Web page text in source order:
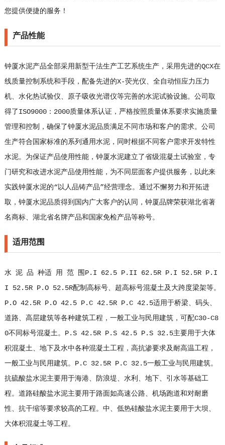
您提供便捷的服务！
产品性能
钟厦水泥产品全部采用新型干法生产工艺系统生产，采用先进的QCX在
线质量控制系统和手段，配备先进的X-荧光仪、全自动恒应力压力
机、水化热试验仪、原子吸收光谱仪等完善的水泥试验设施。公司取
得了ISO9000：2000质量体系认证，严格按照质量体系要求实施质量
管理和控制，确保了钟厦水泥品质满足不同市场和客户的需求。公司
生产符合国家标准的系列通用水泥，同时根据不同客户需求开发特性
水泥。为保证产品使用性能，钟厦水泥建立了省级混凝土试验室，专
门研究和改进水泥产品使用性能，为不同层面客户提供服务，以此来
实践钟厦水泥的“以人品铸产品”经营理念。通过不懈努力和开拓进
取，钟厦水泥品质得到国内广大客户的认同，钟厦品牌荣获湖北省著
名商标、湖北省名牌产品和国家免检产品等称号。
适用范围
水 泥 品 种适 用 范 围P.I 62.5 P.II 62.5R P.I 52.5R P.I
I 52.5R P.O 52.5R配制高标号、超高标号混凝土及大跨度梁架等。
P.O 42.5R P.O 42.5 P.C 42.5R P.C 42.5适用于桥梁、码头、
道路、高层建筑等各种建筑工程，一般工业与民用建筑，可配C30-C8
0不同标号混凝土。P.S 42.5R P.S 42.5 P.S 32.5主要用于大体
积混凝土、地下及水中各种混凝土工程，高抗渗要求及耐高温工程，
一般工业与民用建筑。P.C 32.5R P.C 32.5一般工业与民用建筑。
抗硫酸盐水泥主要用于海港、防浪堤、水利、地下、引水等基础工
程。道路硅酸盐水泥主要用于路面如高速公路、机场跑道和对耐磨
性、抗干缩等要求较高的工程。中、低热硅酸盐水泥主要用于大坝、
大体积混凝土等工程。